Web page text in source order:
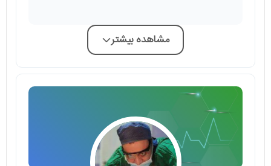
مشاهده بیشتر